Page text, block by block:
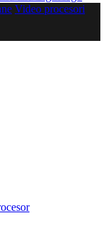
Video procesori